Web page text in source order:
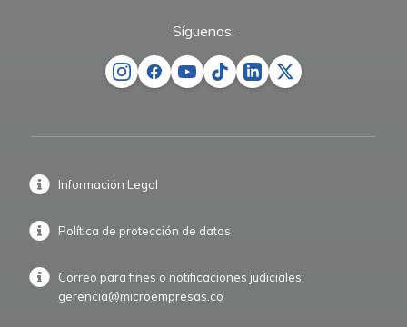
Síguenos:
Información Legal
Política de protección de datos
Correo para fines o notificaciones judiciales:
gerencia@microempresas.co